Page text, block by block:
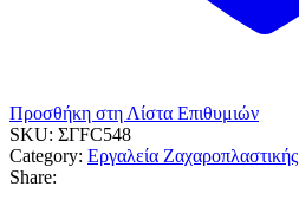
Προσθήκη στη Λίστα Επιθυμιών
SKU: ΣΓFC548
Category: Εργαλεία Ζαχαροπλαστικής
Share: